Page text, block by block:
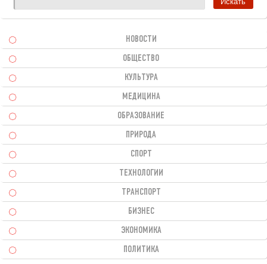
НОВОСТИ
ОБЩЕСТВО
КУЛЬТУРА
МЕДИЦИНА
ОБРАЗОВАНИЕ
ПРИРОДА
СПОРТ
ТЕХНОЛОГИИ
ТРАНСПОРТ
БИЗНЕС
ЭКОНОМИКА
ПОЛИТИКА